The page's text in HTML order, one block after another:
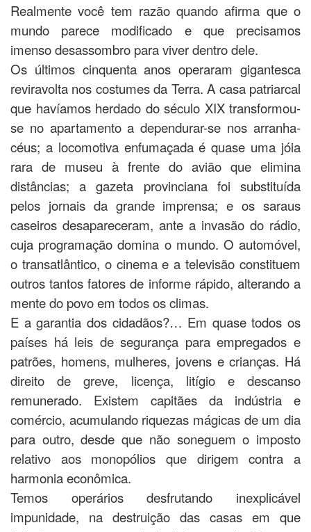
Realmente você tem razão quando afirma que o
mundo parece modificado e que precisamos
imenso desassombro para viver dentro dele.
Os últimos cinquenta anos operaram gigantesca
reviravolta nos costumes da Terra. A casa patriarcal
que havíamos herdado do século XIX transformou-
se no apartamento a dependurar-se nos arranha-
céus; a locomotiva enfumaçada é quase uma jóia
rara de museu à frente do avião que elimina
distâncias; a gazeta provinciana foi substituída
pelos jornais da grande imprensa; e os saraus
caseiros desapareceram, ante a invasão do rádio,
cuja programação domina o mundo. O automóvel,
o transatlântico, o cinema e a televisão constituem
outros tantos fatores de informe rápido, alterando a
mente do povo em todos os climas.
E a garantia dos cidadãos?… Em quase todos os
países há leis de segurança para empregados e
patrões, homens, mulheres, jovens e crianças. Há
direito de greve, licença, litígio e descanso
remunerado. Existem capitães da indústria e
comércio, acumulando riquezas mágicas de um dia
para outro, desde que não soneguem o imposto
relativo aos monopólios que dirigem contra a
harmonia econômica.
Temos operários desfrutando inexplicável
impunidade, na destruição das casas em que